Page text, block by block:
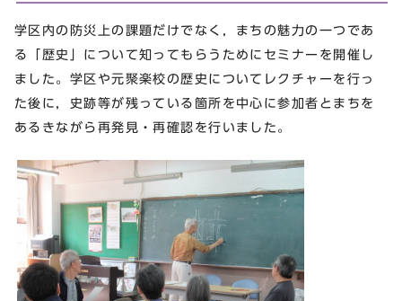
学区内の防災上の課題だけでなく，まちの魅力の一つであ
る「歴史」について知ってもらうためにセミナーを開催し
ました。学区や元聚楽校の歴史についてレクチャーを行っ
た後に，史跡等が残っている箇所を中心に参加者とまちを
あるきながら再発見・再確認を行いました。